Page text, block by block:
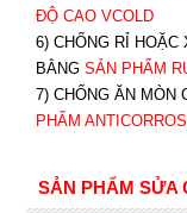
ĐỘ CAO VCOLD
6) CHỐNG RỈ
BẰNG SẢN PHẨM
7) CHỐNG ĂN MÒN
PHẨM
SẢN PHẨM SỬA